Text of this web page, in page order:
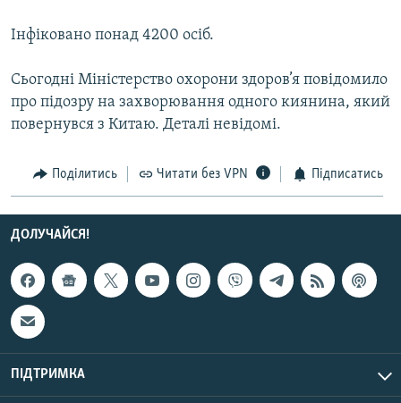
Інфіковано понад 4200 осіб.
Сьогодні Міністерство охорони здоров’я повідомило
про підозру на захворювання одного киянина, який
повернувся з Китаю. Деталі невідомі.
Поділитись Читати без VPN Підписатись
ДОЛУЧАЙСЯ!
ПІДТРИМКА